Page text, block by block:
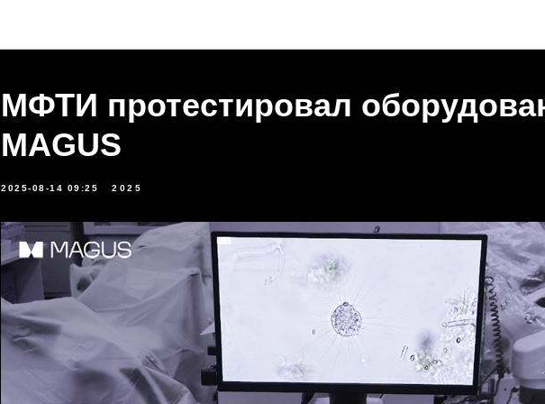
МФТИ протестировал
MAGUS
2025-08-14 09:25 2025